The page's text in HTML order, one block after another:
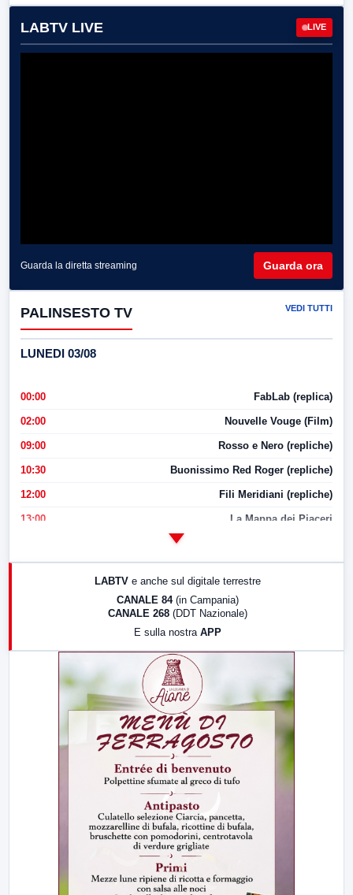
LABTV LIVE LIVE
Guarda la diretta streaming Guarda ora
PALINSESTO TV VEDI TUTTI
LUNEDI 03/08
00:00 FabLab (replica)
02:00 Nouvelle Vouge (Film)
09:00 Rosso e Nero (repliche)
10:30 Buonissimo Red Roger (repliche)
12:00 Fili Meridiani (repliche)
13:00 La Mappa dei Piaceri
17:00 LabNews (replica)
LABTV e anche sul digitale terrestre
CANALE 84 (in Campania)
CANALE 268 (DDT Nazionale)
E sulla nostra APP